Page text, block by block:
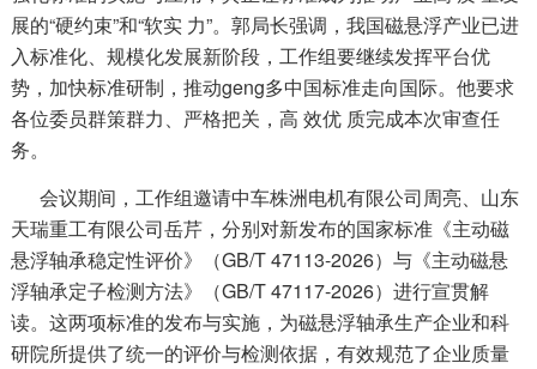
展的“硬约束”和“软实 力”。郭局长强调，我国磁悬浮产业已进
入标准化、规模化发展新阶段，工作组要继续发挥平台优
势，加快标准研制，推动geng多中国标准走向国际。他要求
各位委员群策群力、严格把关，高 效优 质完成本次审查任
务。
会议期间，工作组邀请中车株洲电机有限公司周亮、山东
天瑞重工有限公司岳芹，分别对新发布的国家标准《主动磁
悬浮轴承稳定性评价》（GB/T 47113-2026）与《主动磁悬
浮轴承定子检测方法》（GB/T 47117-2026）进行宣贯解
读。这两项标准的发布与实施，为磁悬浮轴承生产企业和科
研院所提供了统一的评价与检测依据，有效规范了企业质量